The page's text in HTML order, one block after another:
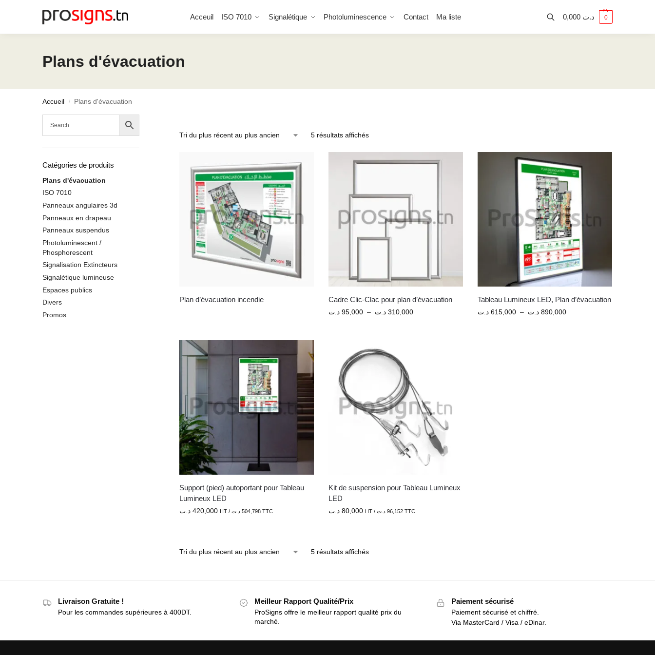
Acceuil ISO 7010 Signalétique Photoluminescence Contact Ma liste
Chercher 0,000 د.ت 0
Plans d'évacuation
Accueil / Plans d'évacuation
5 résultats affichés
Plan d’évacuation incendie Cadre Clic-Clac pour plan d’évacuation
95,000 د.ت – 310,000 د.ت
Tableau Lumineux LED, Plan d’évacuation
615,000 د.ت – 890,000 د.ت
Support (pied) autoportant pour Tableau
Lumineux LED
420,000 د.ت HT / 504,798 د.ت TTC
Kit de suspension pour Tableau Lumineux
LED
80,000 د.ت HT / 96,152 د.ت TTC
5 résultats affichés
Catégories de produits
Plans d'évacuation
ISO 7010
Panneaux angulaires 3d
Panneaux en drapeau
Panneaux suspendus
Photoluminescent /
Phosphorescent
Signalisation Extincteurs
Signalétique lumineuse
Espaces publics
Divers
Promos
Livraison Gratuite !
Pour les commandes supérieures à 400DT.
Meilleur Rapport Qualité/Prix
ProSigns offre le meilleur rapport qualité prix du
marché.
Paiement sécurisé
Paiement sécurisé et chiffré.
Via MasterCard / Visa / eDinar.